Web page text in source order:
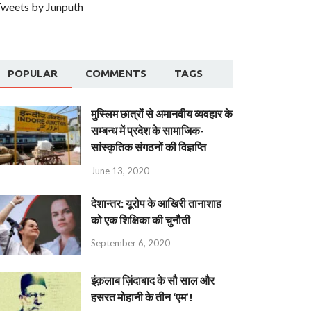
by Junputh
POPULAR COMMENTS TAGS
मुस्लिम छात्रों से अमानवीय व्यवहार के
सम्बन्ध में प्रदेश के सामाजिक-
सांस्कृतिक संगठनों की विज्ञप्ति
June 13, 2020
देशान्‍तर: यूरोप के आखिरी तानाशाह
को एक शिक्षिका की चुनौती
September 6, 2020
इंक़लाब ज़िंदाबाद के सौ साल और
हसरत मोहानी के तीन ‘एम’!